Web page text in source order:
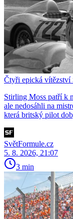
Čtyři epická vítězství
Stirling Moss patří k
ale nedosáhli na
která britský pilot
SvětFormule.cz
5. 8. 2026, 21:07
3 min